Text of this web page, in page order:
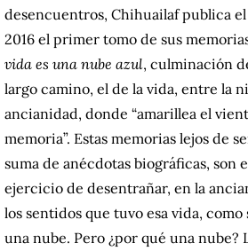
desencuentros, Chihuailaf publica
2016 el primer tomo de sus
vida es una nube azul, culminación
largo camino, el de la vida, entre la
ancianidad, donde “amarillea el
memoria”. Estas memorias lejos de
suma de anécdotas biográficas, son
ejercicio de desentrañar, en la
los sentidos que tuvo esa vida, como
una nube. Pero ¿por qué una nube?